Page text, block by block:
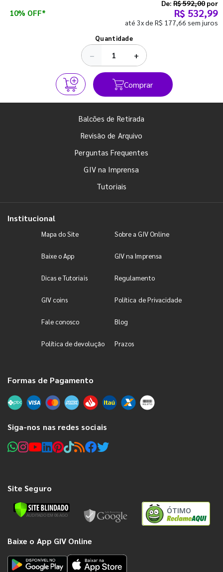
10% OFF*
De: R$ 592,00 por
R$ 532,99
até 3x de R$ 177,66 sem juros
Quantidade
− +
Comprar
Balcões de Retirada
Revisão de Arquivo
Perguntas Frequentes
GIV na Imprensa
Tutoriais
Institucional
Mapa do Site Sobre a GIV Online
Baixe o App GIV na Imprensa
Dicas e Tutoriais Regulamento
GIV coins Política de Privacidade
Fale conosco Blog
Política de devolução Prazos
Formas de Pagamento
Siga-nos nas redes sociais
Site Seguro
ÓTIMO
Baixe o App GIV Online